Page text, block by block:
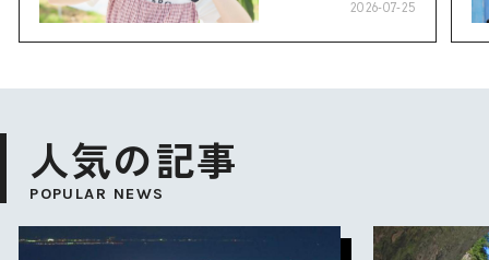
2026-07-25
人気の記事
POPULAR NEWS